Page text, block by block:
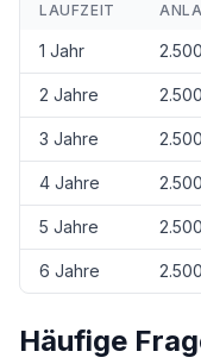
LAUFZEIT
1 Jahr
2 Jahre
3 Jahre
4 Jahre
5 Jahre
6 Jahre
Häufige